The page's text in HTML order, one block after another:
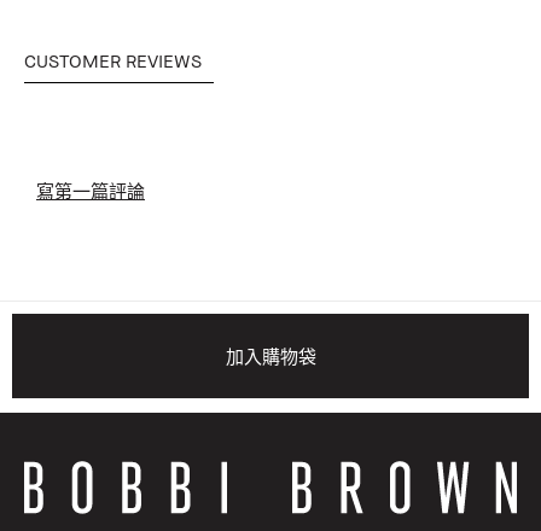
CUSTOMER REVIEWS
寫第一篇評論
加入購物袋